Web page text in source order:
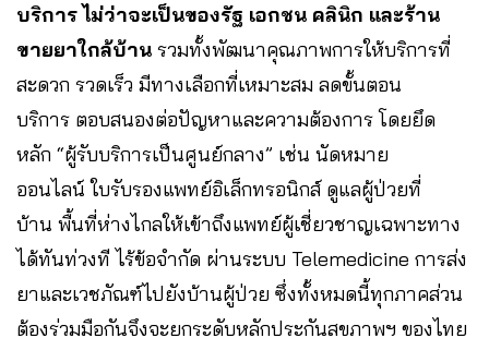
บริการ ไม่ว่าจะเป็นของรัฐ เอกชน คลินิก และร้าน
ขายยาใกล้บ้าน รวมทั้งพัฒนาคุณภาพการให้บริการที่
สะดวก รวดเร็ว มีทางเลือกที่เหมาะสม ลดขั้นตอน
บริการ ตอบสนองต่อปัญหาและความต้องการ โดยยึด
หลัก “ผู้รับบริการเป็นศูนย์กลาง” เช่น นัดหมาย
ออนไลน์ ใบรับรองแพทย์อิเล็กทรอนิกส์ ดูแลผู้ป่วยที่
บ้าน พื้นที่ห่างไกลให้เข้าถึงแพทย์ผู้เชี่ยวชาญเฉพาะทาง
ได้ทันท่วงที ไร้ข้อจำกัด ผ่านระบบ Telemedicine การส่ง
ยาและเวชภัณฑ์ไปยังบ้านผู้ป่วย ซึ่งทั้งหมดนี้ทุกภาคส่วน
ต้องร่วมมือกันจึงจะยกระดับหลักประกันสุขภาพฯ ของไทย